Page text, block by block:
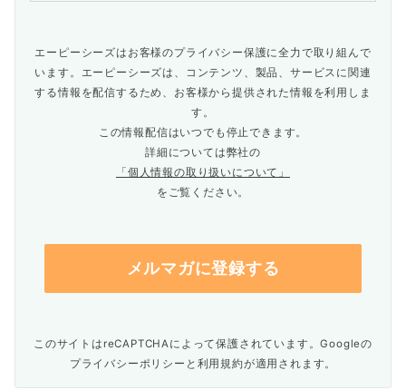
エーピーシーズはお客様のプライバシー保護に全力で取り組んで
います。エーピーシーズは、コンテンツ、製品、サービスに関連
する情報を配信するため、お客様から提供された情報を利用しま
す。
この情報配信はいつでも停止できます。
詳細については弊社の
「個人情報の取り扱いについて」
をご覧ください。
このサイトはreCAPTCHAによって保護されています。Googleの
プライバシーポリシー と 利用規約が適用されます。